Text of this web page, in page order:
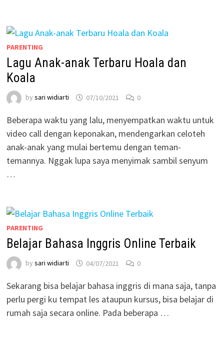
PARENTING
Lagu Anak-anak Terbaru Hoala dan
Koala
by sari widiarti 07/10/2021 0
Beberapa waktu yang lalu, menyempatkan waktu untuk
video call dengan keponakan, mendengarkan celoteh
anak-anak yang mulai bertemu dengan teman-
temannya. Nggak lupa saya menyimak sambil senyum
…
PARENTING
Belajar Bahasa Inggris Online Terbaik
by sari widiarti 04/07/2021 0
Sekarang bisa belajar bahasa inggris di mana saja, tanpa
perlu pergi ku tempat les ataupun kursus, bisa belajar di
rumah saja secara online. Pada beberapa …